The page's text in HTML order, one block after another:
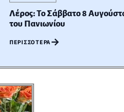
Λέρος: Το Σάββατο 8
του Πανιωνίου
ΠΕΡΙΣΣΌΤΕΡΑ→